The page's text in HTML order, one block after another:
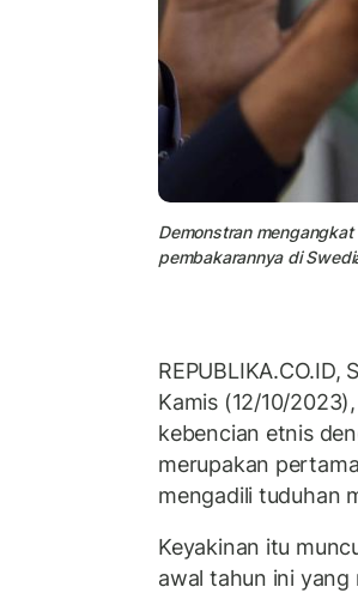
Demonstran
pembakarannya di
REPUBLIKA.CO.ID,
Kamis (12/10/
kebencian etnis
merupakan
mengadili tuduhan
Keyakinan itu
awal tahun ini yang